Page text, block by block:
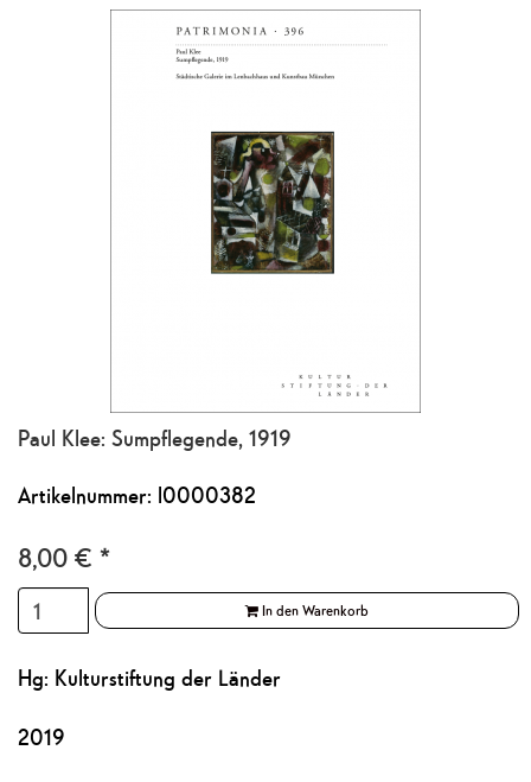
Paul Klee: Sumpflegende, 1919
Artikelnummer: l0000382
8,00 € *
In den Warenkorb
Hg: Kulturstiftung der Länder
2019